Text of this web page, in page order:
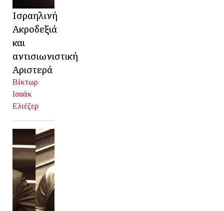
Ισραηλινή
Ακροδεξιά
και
αντισιωνιστική
Αριστερά
Βίκτωρ
Ισαάκ
Ελιέζερ